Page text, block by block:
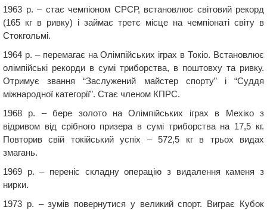
1963 р. – стає чемпіоном СРСР, встановлює світовий рекорд
(165 кг в ривку) і займає третє місце на чемпіонаті світу в
Стокгольмі.
1964 р. – перемагає на Олімпійських іграх в Токіо. Встановлює
олімпійські рекорди в сумі триборства, в поштовху та ривку.
Отримує звання “Заслужений майстер спорту” і “Суддя
міжнародної категорії”. Стає членом КПРС.
1968 р. – бере золото на Олімпійських іграх в Мехіко з
відривом від срібного призера в сумі триборства на 17,5 кг.
Повторив свій токійський успіх – 572,5 кг в трьох видах
змагань.
1969 р. – переніс складну операцію з видалення каменя з
нирки.
1973 р. – зумів повернутися у великий спорт. Виграє Кубок